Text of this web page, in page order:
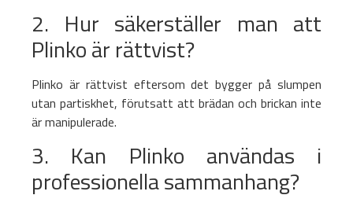
2. Hur säkerställer man att
Plinko är rättvist?
Plinko är rättvist eftersom det bygger på slumpen
utan partiskhet, förutsatt att brädan och brickan inte
är manipulerade.
3. Kan Plinko användas i
professionella sammanhang?